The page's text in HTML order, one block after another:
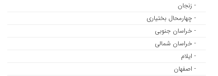
- زنجان
- چهارمحال بختیاری
- خراسان جنوبی
- خراسان شمالی
- ایلام
- اصفهان